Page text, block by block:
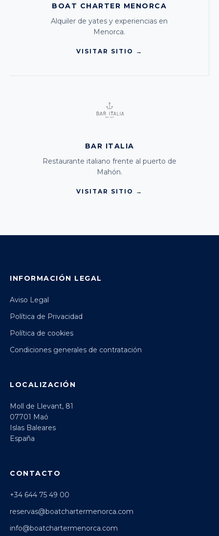
BOAT CHARTER MENORCA
Alquiler de yates y experiencias en
Menorca.
VISITAR SITIO →
BAR ITALIA
Restaurante italiano frente al puerto de
Mahón.
VISITAR SITIO →
INFORMACIÓN LEGAL
Aviso Legal
Política de Privacidad
Política de cookies
Condiciones generales de contratación
LOCALIZACIÓN
Moll de Llevant, 81
07701 Maó
Islas Baleares
España
CONTACTO
+34 644 75 49 00
reservas@boatchartermenorca.com
info@boatchartermenorca.com